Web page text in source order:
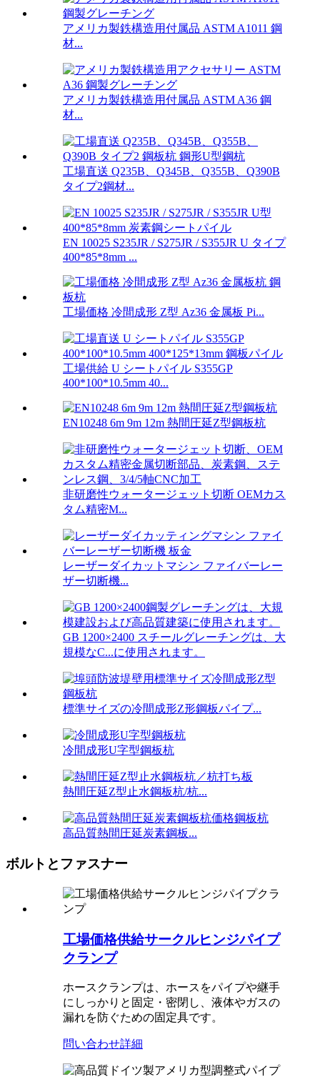
アメリカ製鉄構造用付属品 ASTM A1011 鋼
材...
アメリカ製鉄構造用付属品 ASTM A36 鋼
材...
工場直送 Q235B、Q345B、Q355B、Q390B
タイプ2鋼材...
EN 10025 S235JR / S275JR / S355JR U タイプ
400*85*8mm ...
工場価格 冷間成形 Z型 Az36 金属板 Pi...
工場供給 U シートパイル S355GP
400*100*10.5mm 40...
EN10248 6m 9m 12m 熱間圧延Z型鋼板杭
非研磨性ウォータージェット切断 OEMカス
タム精密M...
レーザーダイカットマシン ファイバーレー
ザー切断機...
GB 1200×2400 スチールグレーチングは、大
規模なC...に使用されます。
標準サイズの冷間成形Z形鋼板パイプ...
冷間成形U字型鋼板杭
熱間圧延Z型止水鋼板杭/杭...
高品質熱間圧延炭素鋼板...
ボルトとファスナー
工場価格供給サークルヒンジパイプ
クランプ
ホースクランプは、ホースをパイプや継手
にしっかりと固定・密閉し、液体やガスの
漏れを防ぐための固定具です。
問い合わせ詳細